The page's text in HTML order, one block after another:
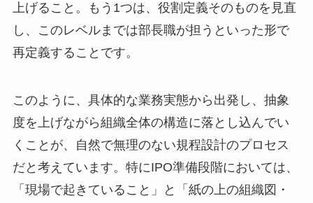
上げること。もう1つは、役割定義そのものを見直
し、このレベルまでは部長職が担うといった形で
再定義することです。
このように、具体的な業務実態から出発し、抽象
度を上げながら組織全体の構造に落とし込んでい
くことが、自然で無理のない規程設計のプロセス
だと考えています。特にIPO準備段階においては、
「現場で起きていること」と「紙の上の組織図・